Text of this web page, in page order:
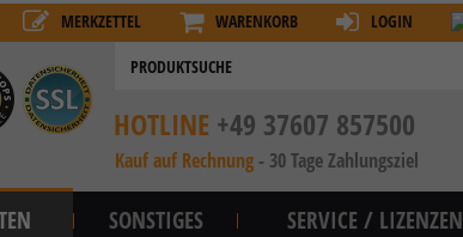
MERKZETTEL WARENKORB LOGIN
HOTLINE +49 37607 857500
Kauf auf Rechnung - 30 Tage Zahlungsziel
SONSTIGES SERVICE / LIZENZEN